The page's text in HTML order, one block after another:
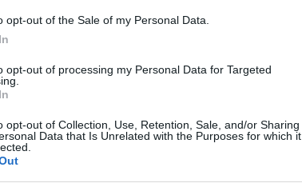
opt-out of the Sale of my Personal Data.
opt-out of processing my Personal Data for Targeted
opt-out of Collection, Use, Retention, Sale, and/or Sharing
Data that Is Unrelated with the Purposes for which it
a Google végre
sütik